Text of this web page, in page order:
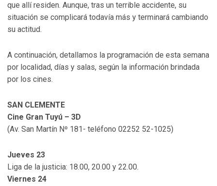
que allí residen. Aunque, tras un terrible accidente, su
situación se complicará todavía más y terminará cambiando
su actitud.
A continuación, detallamos la programación de esta semana
por localidad, días y salas, según la información brindada
por los cines.
SAN CLEMENTE
Cine Gran Tuyú – 3D
(Av. San Martín Nº 181- teléfono 02252 52-1025)
Jueves 23
Liga de la justicia: 18.00, 20.00 y 22.00.
Viernes 24